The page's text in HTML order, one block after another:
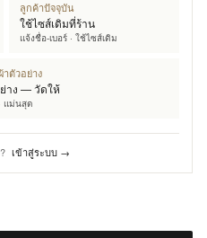
ลูกค้าปัจจุบัน
ใช้ไซส์เดิมที่ร้าน
แจ้งชื่อ-เบอร์ · ใช้ไซส์เดิม
าตัวอย่าง
าง — วัดให้
แม่นสุด
เข้าสู่ระบบ →